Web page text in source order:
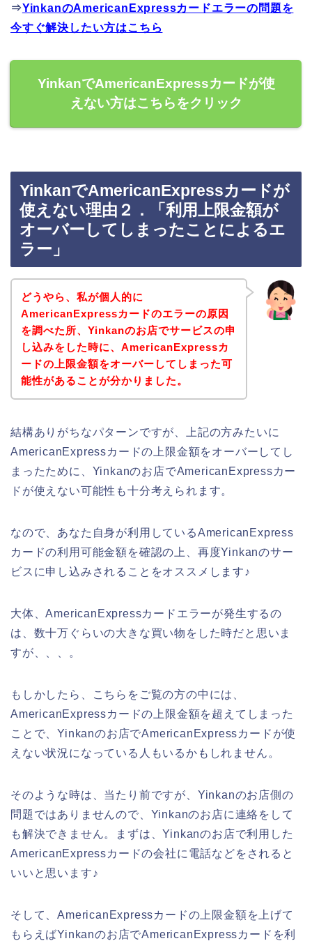
⇒YinkanのAmericanExpressカードエラーの問題を
今すぐ解決したい方はこちら
YinkanでAmericanExpressカードが使
えない方はこちらをクリック
YinkanでAmericanExpressカードが
使えない理由２．「利用上限金額が
オーバーしてしまったことによるエ
ラー」
どうやら、私が個人的に
AmericanExpressカードのエラーの原因
を調べた所、Yinkanのお店でサービスの申
し込みをした時に、AmericanExpressカ
ードの上限金額をオーバーしてしまった可
能性があることが分かりました。
結構ありがちなパターンですが、上記の方みたいに
AmericanExpressカードの上限金額をオーバーしてし
まったために、Yinkanのお店でAmericanExpressカー
ドが使えない可能性も十分考えられます。
なので、あなた自身が利用しているAmericanExpress
カードの利用可能金額を確認の上、再度Yinkanのサー
ビスに申し込みされることをオススメします♪
大体、AmericanExpressカードエラーが発生するの
は、数十万ぐらいの大きな買い物をした時だと思いま
すが、、、。
もしかしたら、こちらをご覧の方の中には、
AmericanExpressカードの上限金額を超えてしまった
ことで、Yinkanのお店でAmericanExpressカードが使
えない状況になっている人もいるかもしれません。
そのような時は、当たり前ですが、Yinkanのお店側の
問題ではありませんので、Yinkanのお店に連絡をして
も解決できません。まずは、Yinkanのお店で利用した
AmericanExpressカードの会社に電話などをされると
いいと思います♪
そして、AmericanExpressカードの上限金額を上げて
もらえばYinkanのお店でAmericanExpressカードを利